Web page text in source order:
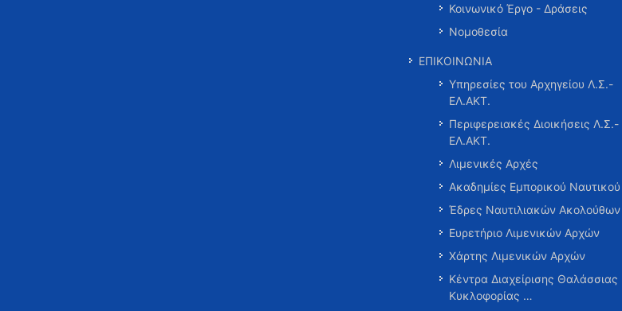
Κοινωνικό Έργο - Δράσεις
Νομοθεσία
ΕΠΙΚΟΙΝΩΝΙΑ
Υπηρεσίες του Αρχηγείου Λ.Σ.-
ΕΛ.ΑΚΤ.
Περιφερειακές Διοικήσεις Λ.Σ.-
ΕΛ.ΑΚΤ.
Λιμενικές Αρχές
Ακαδημίες Εμπορικού Ναυτικού
Έδρες Ναυτιλιακών Ακολούθων
Ευρετήριο Λιμενικών Αρχών
Χάρτης Λιμενικών Αρχών
Κέντρα Διαχείρισης Θαλάσσιας
Κυκλοφορίας …